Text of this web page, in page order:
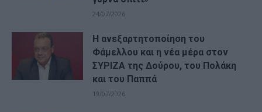
24/07/2026
Η ανεξαρτητοποίηση του
Φάμελλου και η νέα μέρα στον
ΣΥΡΙΖΑ της Δούρου, του Πολάκη
και του Παππά
19/07/2026